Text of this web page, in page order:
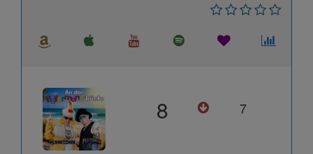
8 7